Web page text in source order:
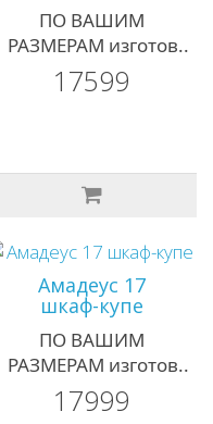
ПО ВАШИМ
РАЗМЕРАМ изготов..
17599
Амадеус 17
шкаф-купе
ПО ВАШИМ
РАЗМЕРАМ изготов..
17999